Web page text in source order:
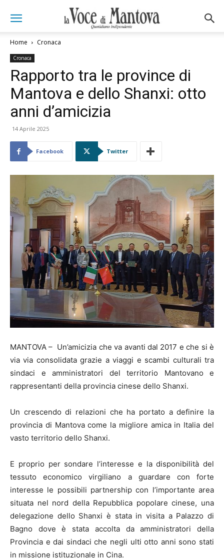
Home Cronaca
Cronaca
Rapporto tra le province di
Mantova e dello Shanxi: otto
anni d’amicizia
14 Aprile 2025
Facebook Twitter
MANTOVA – Un’amicizia che va avanti dal 2017 e che si è
via via consolidata grazie a viaggi e scambi culturali tra
sindaci e amministratori del territorio Mantovano e
rappresentanti della provincia cinese dello Shanxi.
Un crescendo di relazioni che ha portato a definire la
provincia di Mantova come la migliore amica in Italia del
vasto territorio dello Shanxi.
E proprio per sondare l’interesse e la disponibilità del
tessuto economico virgiliano a guardare con forte
interesse le possibili partnership con l’importante area
situata nel nord della Repubblica popolare cinese, una
delegazione dello Shanxi è stata in visita a Palazzo di
Bagno dove è stata accolta da amministratori della
Provincia e dai sindaci che negli ulti otto anni sono stati
in missione istituzionale in Cina.